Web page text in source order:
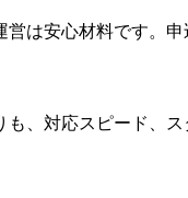
は安心材料です。
、対応スピード、